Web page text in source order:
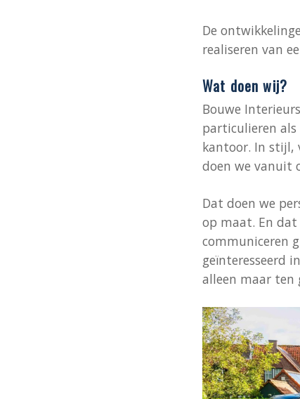
De
realiseren van
Wat doen wij?
Bouwe
particulieren
kantoor. In stijl,
doen we vanuit
Dat doen we
op maat. En
communiceren
geïnteresseerd
alleen maar ten